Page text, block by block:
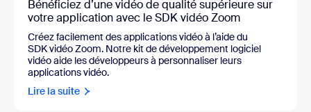
Bénéficiez d’une vidéo de qualité supérieure sur
votre application avec le SDK vidéo Zoom
Créez facilement des applications vidéo à l’aide du
SDK vidéo Zoom. Notre kit de développement logiciel
vidéo aide les développeurs à personnaliser leurs
applications vidéo.
Lire la suite